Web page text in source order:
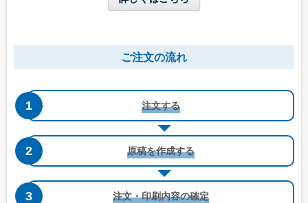
ご注文の流れ
注文する
原稿を作成する
注文・印刷内容の確定